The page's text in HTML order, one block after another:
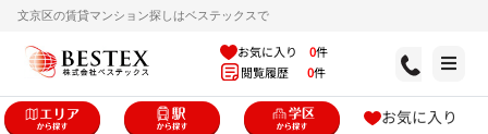
文京区の賃貸マンション探しはベステックスで
お気に入り 0件
閲覧履歴 0件
お気に入り